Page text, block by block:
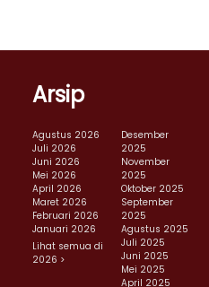
Arsip
Agustus 2026
Juli 2026
Juni 2026
Mei 2026
April 2026
Maret 2026
Februari 2026
Januari 2026
Lihat semua di
2026 >
Desember
2025
November
2025
Oktober 2025
September
2025
Agustus 2025
Juli 2025
Juni 2025
Mei 2025
April 2025